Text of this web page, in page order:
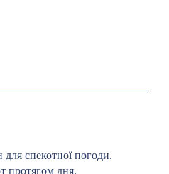
спекотної погоди.
протягом дня.